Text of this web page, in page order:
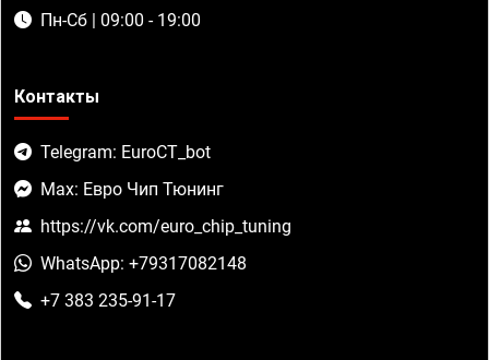
Пн-Сб | 09:00 - 19:00
Контакты
Telegram: EuroCT_bot
Max: Евро Чип Тюнинг
https://vk.com/euro_chip_tuning
WhatsApp: +79317082148
+7 383 235-91-17